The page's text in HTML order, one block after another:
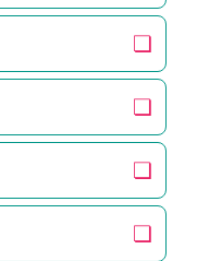
❏
❏
❏
❏